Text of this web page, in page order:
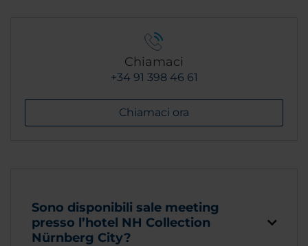
Chiamaci
+34 91 398 46 61
Chiamaci ora
Sono disponibili sale meeting
presso l’hotel NH Collection
Nürnberg City?